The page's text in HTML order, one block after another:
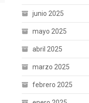
junio 2025
mayo 2025
abril 2025
marzo 2025
febrero 2025